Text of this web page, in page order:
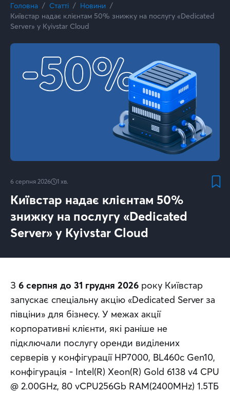
Головна Статті
Новини
Київстар надає клієнтам 50% знижку на послугу «Dedicated
Server» у Kyivstar Cloud
6 серпня 2026 1 хв.
Київстар надає клієнтам 50%
знижку на послугу «Dedicated
Server» у Kyivstar Cloud
З 6 серпня до 31 грудня 2026 року Київстар
запускає спеціальну акцію «Dedicated Server за
півціни» для бізнесу. У межах акції
корпоративні клієнти, які раніше не
підключали послугу оренди виділених
серверів у конфігурації HP7000, BL460c Gen10,
конфігурація - Intel(R) Xeon(R) Gold 6138 v4 CPU
@ 2.00GHz, 80 vCPU256Gb RAM(2400MHz) 1.5ТБ